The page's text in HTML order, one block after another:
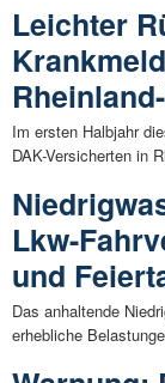
Leichter
Im ersten Halbjahr
DAK-Versicherten in
Lkw-
und
Das anhaltende
erhebliche